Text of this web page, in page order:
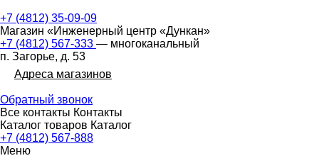
+7 (4812) 35-09-09
Магазин «Инженерный центр «Дункан»
+7 (4812) 567-333 — многоканальный
п. Загорье, д. 53
Адреса магазинов
Обратный звонок
Все контакты Контакты
Каталог товаров Каталог
+7 (4812) 567-888
Меню